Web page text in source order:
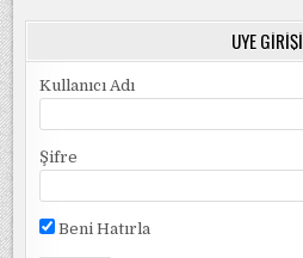
ÜYE GIRIŞI
Kullanıcı Adı
Şifre
Beni Hatırla